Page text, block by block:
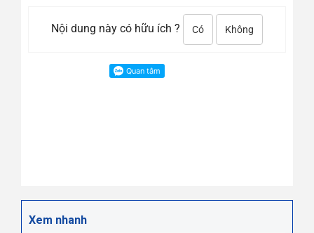
Nội dung này có hữu ích ? Có Không
Xem nhanh